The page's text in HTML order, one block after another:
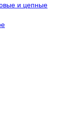
и цепные